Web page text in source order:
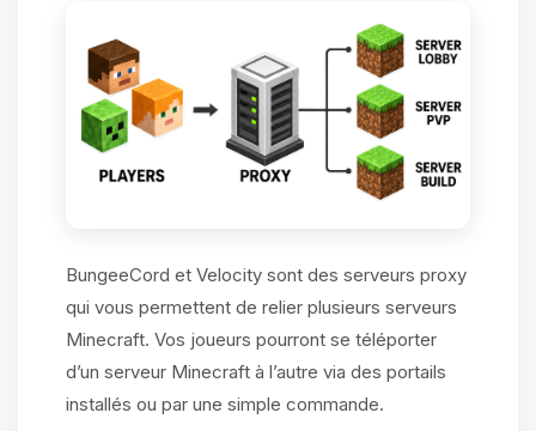
BungeeCord et Velocity sont des serveurs proxy
qui vous permettent de relier plusieurs serveurs
Minecraft. Vos joueurs pourront se téléporter
d’un serveur Minecraft à l’autre via des portails
installés ou par une simple commande.